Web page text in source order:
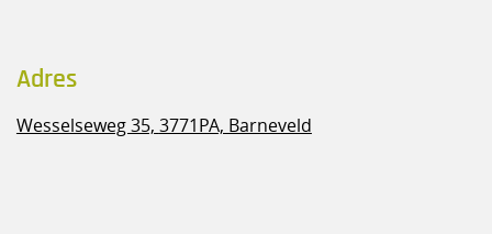
Adres
Wesselseweg 35, 3771PA, Barneveld